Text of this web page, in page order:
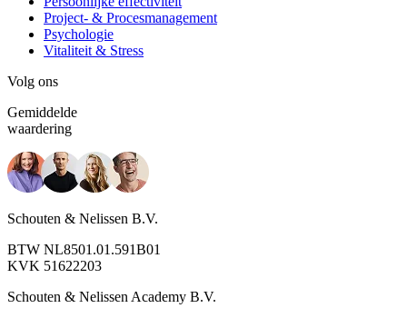
Project- & Procesmanagement
Psychologie
Vitaliteit & Stress
Volg ons
Gemiddelde
waardering
Schouten & Nelissen B.V.
BTW NL8501.01.591B01
KVK 51622203
Schouten & Nelissen Academy B.V.